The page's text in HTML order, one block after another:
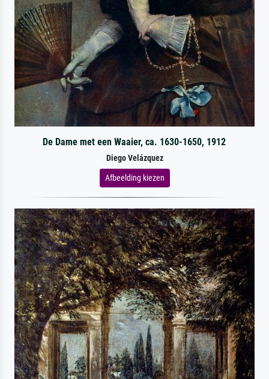
De Dame met een Waaier, ca. 1630-1650, 1912
Diego Velázquez
Afbeelding kiezen